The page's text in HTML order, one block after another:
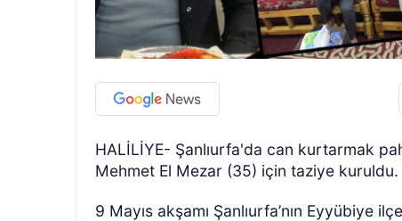
HALİLİYE- Şanlıurfa'da can kurtarmak
Mehmet El Mezar (35) için taziye kuruldu.
9 Mayıs akşamı Şanlıurfa’nın Eyyübiye